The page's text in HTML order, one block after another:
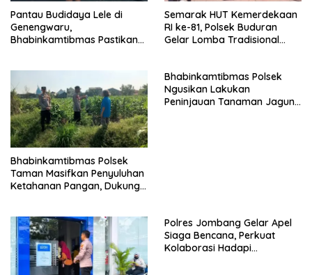
Pantau Budidaya Lele di
Genengwaru,
Bhabinkamtibmas Pastikan
Semarak HUT Kemerdekaan
RI ke-81, Polsek Buduran
Gelar Lomba Tradisional
Bhabinkamtibmas Polsek
Taman Masifkan Penyuluhan
Ketahanan Pangan, Dukung
Bhabinkamtibmas Polsek
Ngusikan Lakukan
Peninjauan Tanaman Jagung
Polres Jombang Gelar Apel
Siaga Bencana, Perkuat
Kolaborasi Hadapi